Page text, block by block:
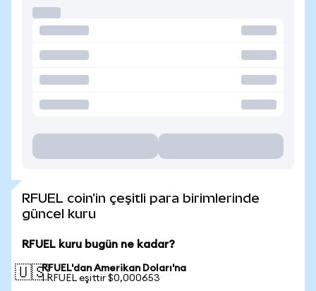
RFUEL coin'in çeşitli para birimlerinde
güncel kuru
RFUEL kuru bugün ne kadar?
🇺🇸RFUEL'dan Amerikan Doları'na
1 RFUEL eşittir $0,000653